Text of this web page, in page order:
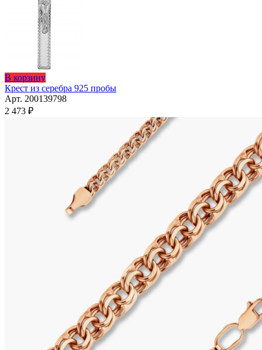
В корзину
Крест из серебра 925 пробы
Арт. 200139798
2 473 ₽